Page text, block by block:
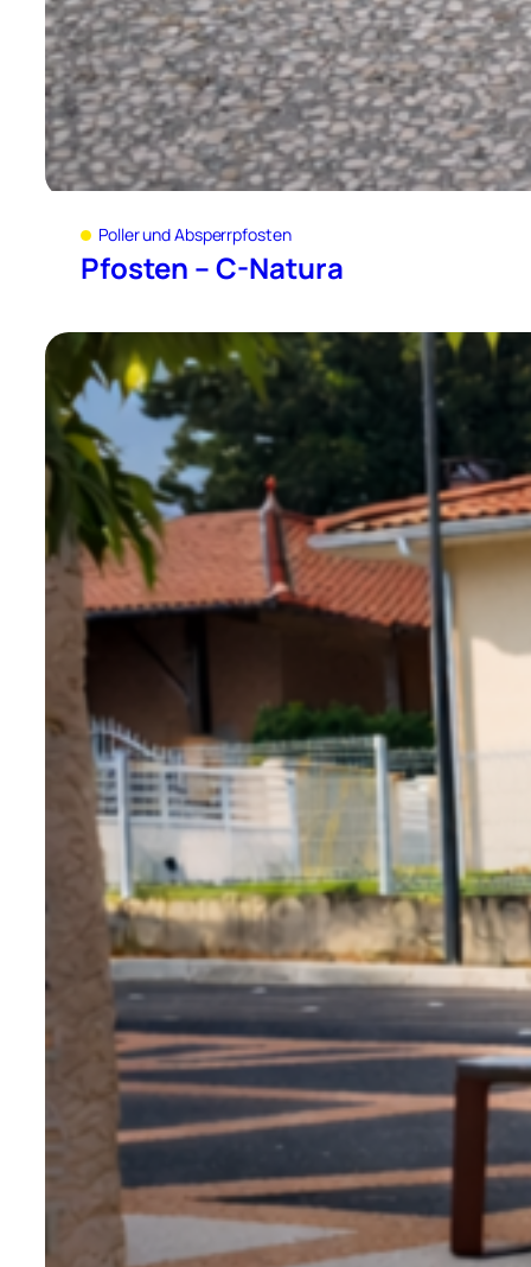
Poller und Absperrpfosten
Pfosten – C-Natura